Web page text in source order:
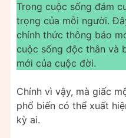
Trong cuộc sống đám
trọng của mỗi người.
chính thức thông báo
cuộc sống độc thân và
mới của cuộc đời.
Chính vì vậy, mà giấc
phổ biến có thể xuất
kỳ ai.